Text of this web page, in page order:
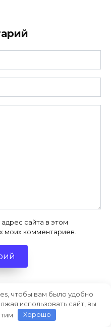
сайта в этом
моих комментариев.
чтобы вам было удобно
использовать сайт, вы
Хорошо